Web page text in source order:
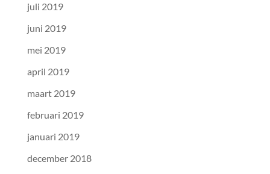
juli 2019
juni 2019
mei 2019
april 2019
maart 2019
februari 2019
januari 2019
december 2018